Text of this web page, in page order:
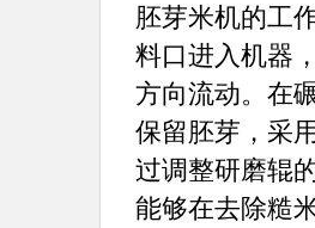
胚芽米机的工
料口进入机器
方向流动。在
保留胚芽，采
过调整研磨辊
能够在去除糙